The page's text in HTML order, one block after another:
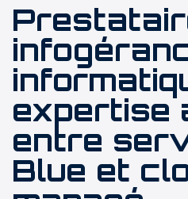
expertise
entre
Blue et